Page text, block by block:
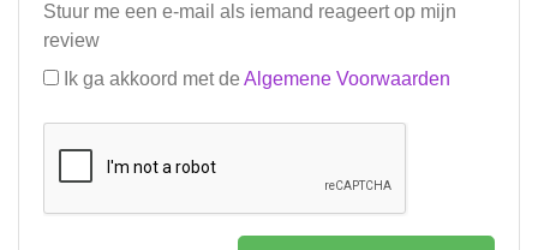
Stuur me een e-mail als iemand reageert op mijn
review
Ik ga akkoord met de Algemene Voorwaarden